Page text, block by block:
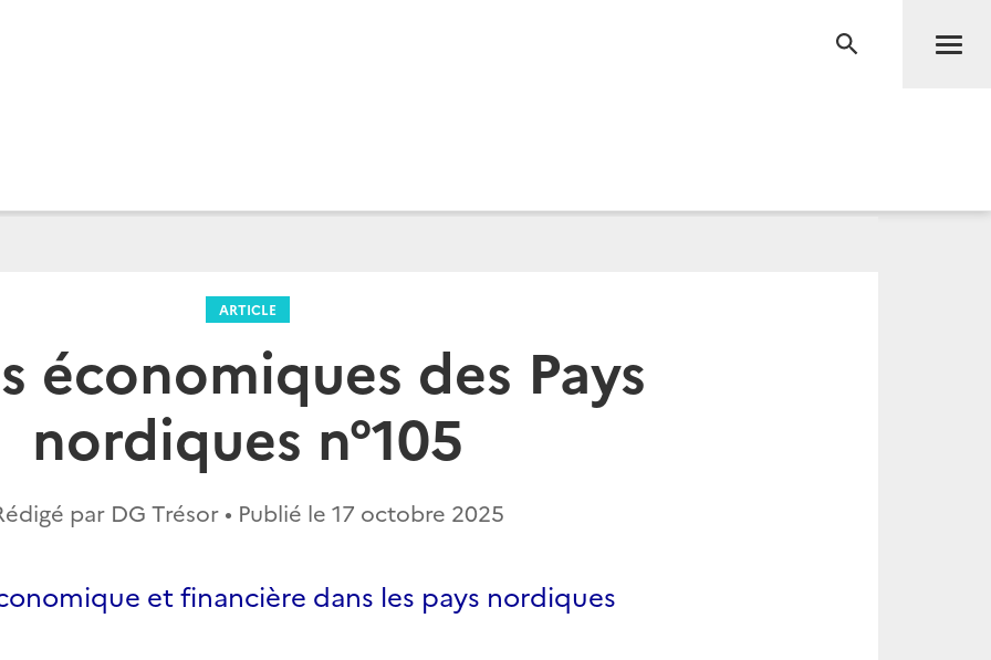
RECHERCHE
ARTICLE
économiques des Pays
nordiques n°105
par DG Trésor • Publié le 17 octobre 2025
et financière dans les pays nordiques